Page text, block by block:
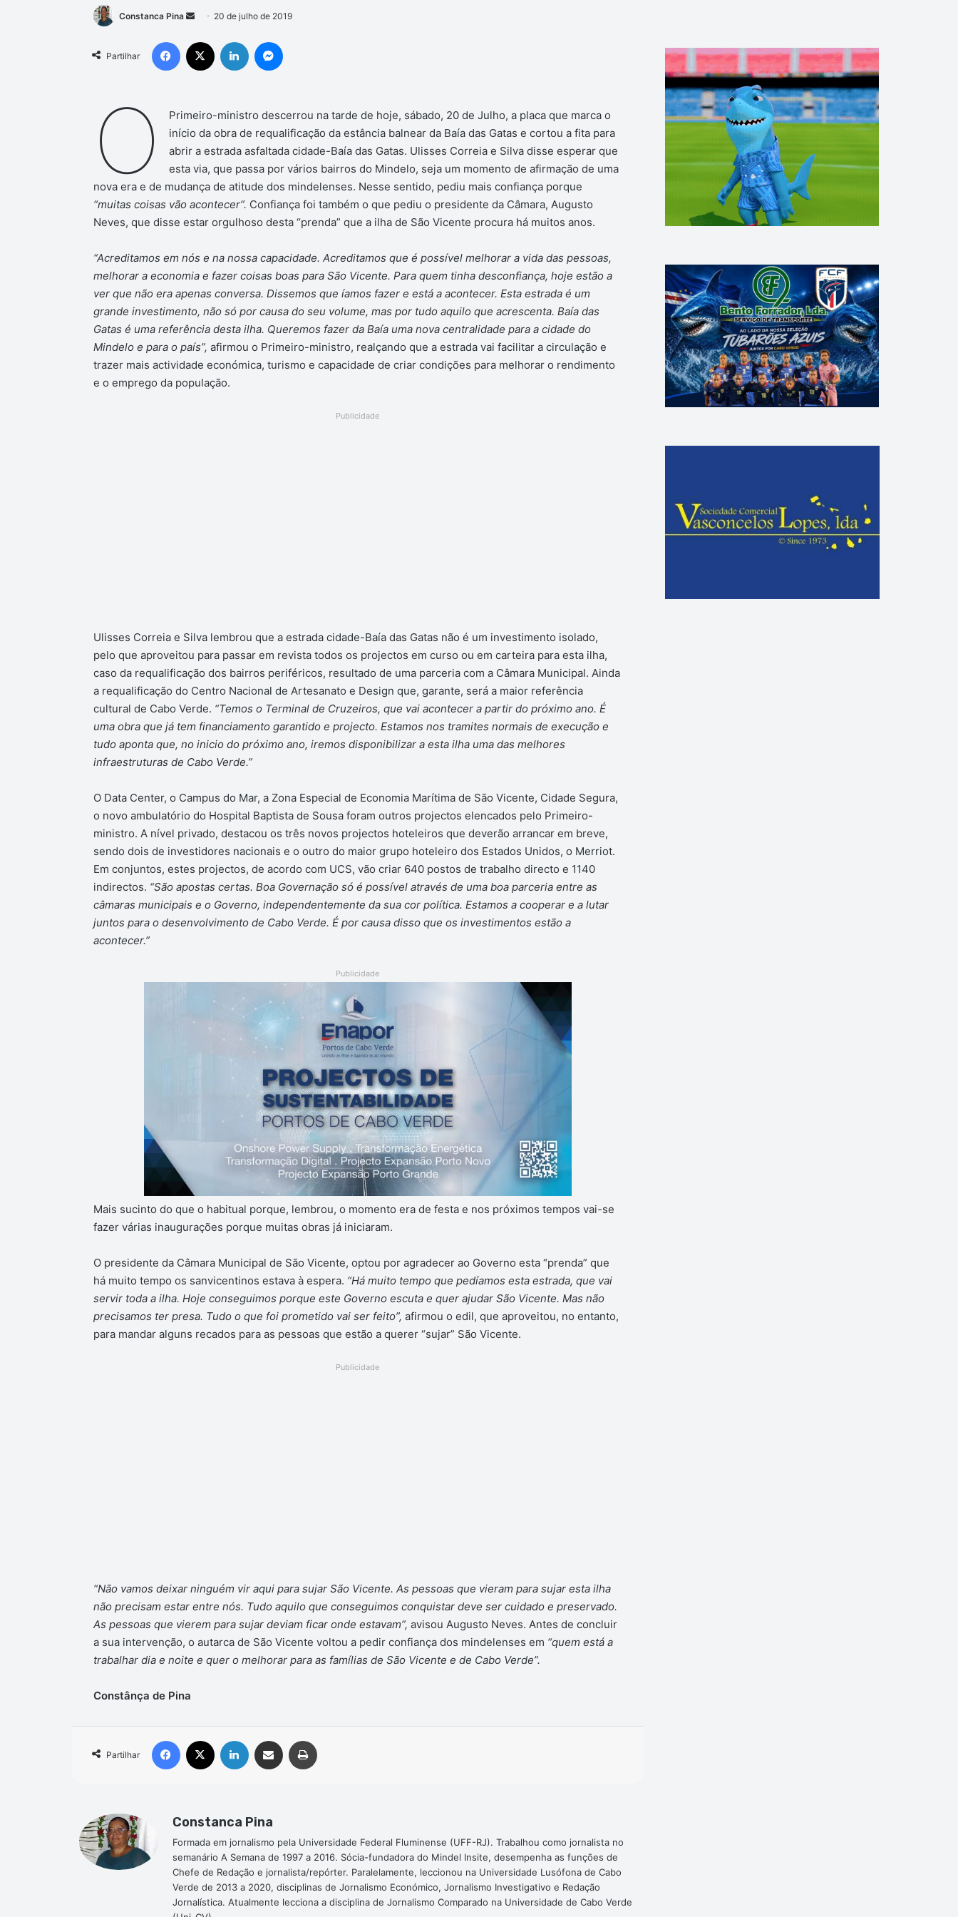
Constanca Pina
Mande
e-
mail
20 de julho de 2019
Partilhar
Facebook Linkedin
O
Primeiro-ministro descerrou na tarde de hoje, sábado, 20 de Julho, a placa que marca o
início da obra de requalificação da estância balnear da Baía das Gatas e cortou a fita para
abrir a estrada asfaltada cidade-Baía das Gatas. Ulisses Correia e Silva disse esperar que
esta via, que passa por vários bairros do Mindelo, seja um momento de afirmação de uma
nova era e de mudança de atitude dos mindelenses. Nesse sentido, pediu mais confiança porque
“muitas coisas vão acontecer”. Confiança foi também o que pediu o presidente da Câmara, Augusto
Neves, que disse estar orgulhoso desta “prenda” que a ilha de São Vicente procura há muitos anos.
“Acreditamos em nós e na nossa capacidade. Acreditamos que é possível melhorar a vida das pessoas,
melhorar a economia e fazer coisas boas para São Vicente. Para quem tinha desconfiança, hoje estão a
ver que não era apenas conversa. Dissemos que íamos fazer e está a acontecer. Esta estrada é um
grande investimento, não só por causa do seu volume, mas por tudo aquilo que acrescenta. Baía das
Gatas é uma referência desta ilha. Queremos fazer da Baía uma nova centralidade para a cidade do
Mindelo e para o país”, afirmou o Primeiro-ministro, realçando que a estrada vai facilitar a circulação e
trazer mais actividade económica, turismo e capacidade de criar condições para melhorar o rendimento
e o emprego da população.
Publicidade
Ulisses Correia e Silva lembrou que a estrada cidade-Baía das Gatas não é um investimento isolado,
pelo que aproveitou para passar em revista todos os projectos em curso ou em carteira para esta ilha,
caso da requalificação dos bairros periféricos, resultado de uma parceria com a Câmara Municipal. Ainda
a requalificação do Centro Nacional de Artesanato e Design que, garante, será a maior referência
cultural de Cabo Verde. “Temos o Terminal de Cruzeiros, que vai acontecer a partir do próximo ano. É
uma obra que já tem financiamento garantido e projecto. Estamos nos tramites normais de execução e
tudo aponta que, no inicio do próximo ano, iremos disponibilizar a esta ilha uma das melhores
infraestruturas de Cabo Verde.”
O Data Center, o Campus do Mar, a Zona Especial de Economia Marítima de São Vicente, Cidade Segura,
o novo ambulatório do Hospital Baptista de Sousa foram outros projectos elencados pelo Primeiro-
ministro. A nível privado, destacou os três novos projectos hoteleiros que deverão arrancar em breve,
sendo dois de investidores nacionais e o outro do maior grupo hoteleiro dos Estados Unidos, o Merriot.
Em conjuntos, estes projectos, de acordo com UCS, vão criar 640 postos de trabalho directo e 1140
indirectos. “São apostas certas. Boa Governação só é possível através de uma boa parceria entre as
câmaras municipais e o Governo, independentemente da sua cor política. Estamos a cooperar e a lutar
juntos para o desenvolvimento de Cabo Verde. É por causa disso que os investimentos estão a
acontecer.”
Publicidade
Mais sucinto do que o habitual porque, lembrou, o momento era de festa e nos próximos tempos vai-se
fazer várias inaugurações porque muitas obras já iniciaram.
O presidente da Câmara Municipal de São Vicente, optou por agradecer ao Governo esta “prenda” que
há muito tempo os sanvicentinos estava à espera. “Há muito tempo que pedíamos esta estrada, que vai
servir toda a ilha. Hoje conseguimos porque este Governo escuta e quer ajudar São Vicente. Mas não
precisamos ter presa. Tudo o que foi prometido vai ser feito”, afirmou o edil, que aproveitou, no entanto,
para mandar alguns recados para as pessoas que estão a querer “sujar” São Vicente.
Publicidade
“Não vamos deixar ninguém vir aqui para sujar São Vicente. As pessoas que vieram para sujar esta ilha
não precisam estar entre nós. Tudo aquilo que conseguimos conquistar deve ser cuidado e preservado.
As pessoas que vierem para sujar deviam ficar onde estavam”, avisou Augusto Neves. Antes de concluir
a sua intervenção, o autarca de São Vicente voltou a pedir confiança dos mindelenses em “quem está a
trabalhar dia e noite e quer o melhorar para as famílias de São Vicente e de Cabo Verde”.
Constânça de Pina
Partilhar
Facebook Linkedin Compartilhar via e-mail
Constanca Pina
Formada em jornalismo pela Universidade Federal Fluminense (UFF-RJ). Trabalhou como jornalista no
semanário A Semana de 1997 a 2016. Sócia-fundadora do Mindel Insite, desempenha as funções de
Chefe de Redação e jornalista/repórter. Paralelamente, leccionou na Universidade Lusófona de Cabo
Verde de 2013 a 2020, disciplinas de Jornalismo Económico, Jornalismo Investigativo e Redação
Jornalística. Atualmente lecciona a disciplina de Jornalismo Comparado na Universidade de Cabo Verde